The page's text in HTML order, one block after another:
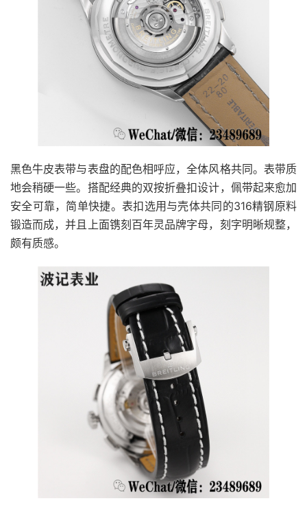
黑色牛皮表带与表盘的配色相呼应，全体风格共同。表带质
地会稍硬一些。搭配经典的双按折叠扣设计，佩带起来愈加
安全可靠，简单快捷。表扣选用与壳体共同的316精钢原料
锻造而成，并且上面镌刻百年灵品牌字母，刻字明晰规整，
颇有质感。